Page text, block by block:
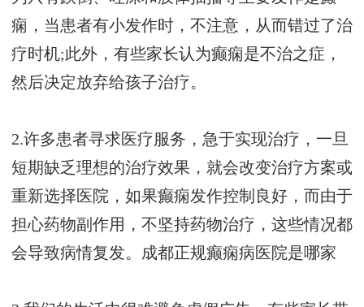
痫，当患者有小发作时，不注意，从而错过了治
疗时机;此外，有些家长认为癫痫是不治之症，
然后决定放弃给孩子治疗。
2.许多患者寻求医疗服务，急于实现治疗，一旦
短期缺乏理想的治疗效果，就会改变治疗方案或
重新选择医院，如果癫痫发作控制良好，而由于
担心药物副作用，不坚持药物治疗，这些情况都
会导致病情复发。 成都正规癫痫病医院是哪家